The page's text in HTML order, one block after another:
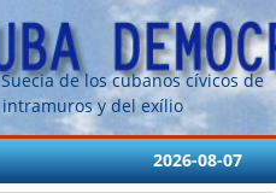
de los cubanos cívicos de
intramuros y del exílio
2026-08-07